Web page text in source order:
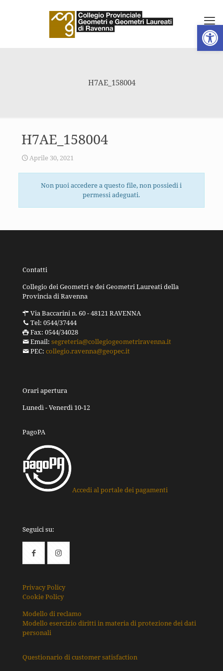
Apri
H7AE_158004
H7AE_158004
Aprile 30, 2021
Non puoi accedere a questo file, non possiedi i
permessi adeguati.
Contatti
Collegio dei Geometri e dei Geometri Laureati della
Provincia di Ravenna
Via Baccarini n. 60 - 48121 RAVENNA
Tel: 0544/37444
Fax: 0544/34028
Email: segreteria@collegiogeometriravenna.it
PEC: collegio.ravenna@geopec.it
Orari apertura
Lunedì - Venerdì 10-12
PagoPA
Accedi al portale dei pagamenti
Seguici su:
Privacy Policy
Cookie Policy
Modello di reclamo
Modello esercizio diritti in materia di protezione dei dati
personali
Questionario di customer satisfaction